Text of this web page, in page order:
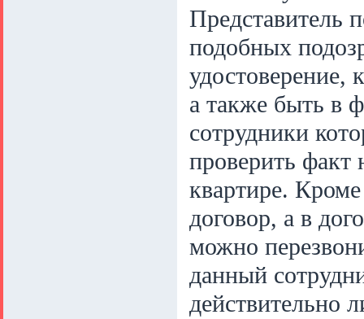
Представитель
подобных
удостоверение,
а также быть в
сотрудники
проверить факт
квартире.
договор, а в
можно
данный
действительно